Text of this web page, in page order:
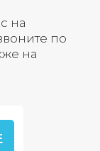
на
по
на